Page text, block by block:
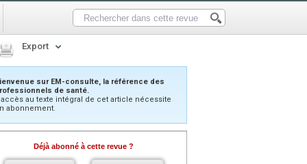
Export
sur EM-consulte, la référence des
de santé.
au texte intégral de cet article nécessite
abonnement.
Déjà abonné à cette revue ?